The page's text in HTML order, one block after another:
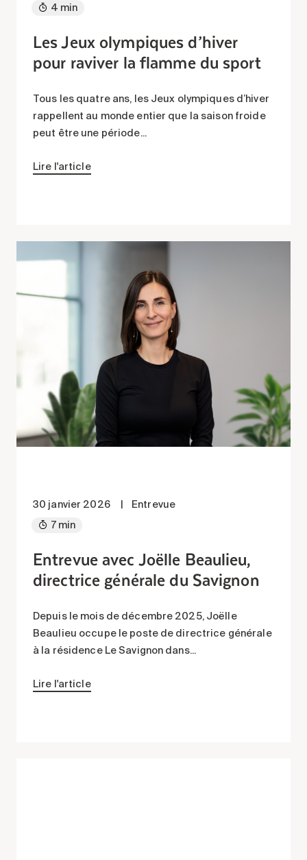
4 min
Les Jeux olympiques d’hiver
pour raviver la flamme du sport
Tous les quatre ans, les Jeux olympiques d’hiver
rappellent au monde entier que la saison froide
peut être une période...
Lire l'article
30 janvier 2026
Entrevue
7 min
Entrevue avec Joëlle Beaulieu,
directrice générale du Savignon
Depuis le mois de décembre 2025, Joëlle
Beaulieu occupe le poste de directrice générale
à la résidence Le Savignon dans...
Lire l'article